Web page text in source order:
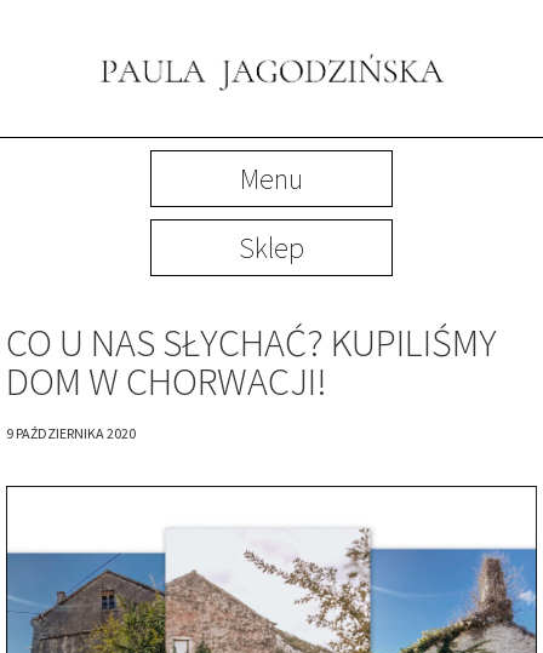
Menu
Sklep
CO U NAS SŁYCHAĆ? KUPILIŚMY
DOM W CHORWACJI!
9 PAŹDZIERNIKA 2020